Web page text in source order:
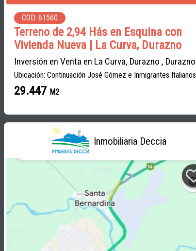
COD. 61560
Terreno de 2,94 Hás en Esquina con
Vivienda Nueva | La Curva, Durazno
Inversión en Venta en La Curva, Durazno , Durazno
Ubicación: Continuación José Gómez e Inmigrantes Italianos
29.447 M2
Inmobiliaria Deccia